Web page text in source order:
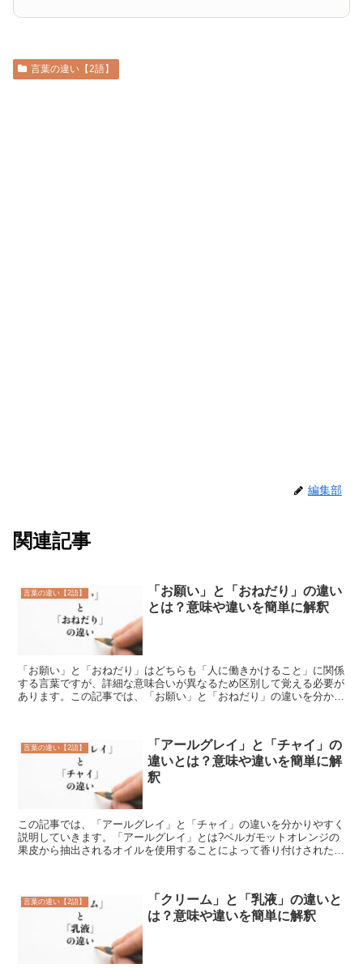
言葉の違い【2語】
編集部
関連記事
言葉の違い【2語】
「お願い」と「おねだり」の違い
とは？意味や違いを簡単に解釈
「お願い」と「おねだり」はどちらも「人に働きかけること」に関係
する言葉ですが、詳細な意味合いが異なるため区別して覚える必要が
あります。この記事では、「お願い」と「おねだり」の違いを分かり
言葉の違い【2語】
「アールグレイ」と「チャイ」の
違いとは？意味や違いを簡単に解
釈
この記事では、「アールグレイ」と「チャイ」の違いを分かりやすく
説明していきます。「アールグレイ」とは?ベルガモットオレンジの
果皮から抽出されるオイルを使用することによって香り付けされたフ
言葉の違い【2語】
「クリーム」と「乳液」の違いと
は？意味や違いを簡単に解釈